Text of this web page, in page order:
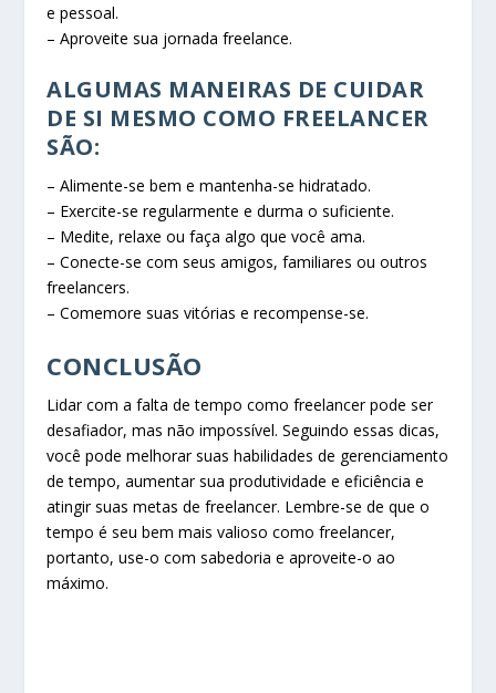
e pessoal.
– Aproveite sua jornada freelance.
ALGUMAS MANEIRAS DE CUIDAR
DE SI MESMO COMO FREELANCER
SÃO:
– Alimente-se bem e mantenha-se hidratado.
– Exercite-se regularmente e durma o suficiente.
– Medite, relaxe ou faça algo que você ama.
– Conecte-se com seus amigos, familiares ou outros
freelancers.
– Comemore suas vitórias e recompense-se.
CONCLUSÃO
Lidar com a falta de tempo como freelancer pode ser
desafiador, mas não impossível. Seguindo essas dicas,
você pode melhorar suas habilidades de gerenciamento
de tempo, aumentar sua produtividade e eficiência e
atingir suas metas de freelancer. Lembre-se de que o
tempo é seu bem mais valioso como freelancer,
portanto, use-o com sabedoria e aproveite-o ao
máximo.